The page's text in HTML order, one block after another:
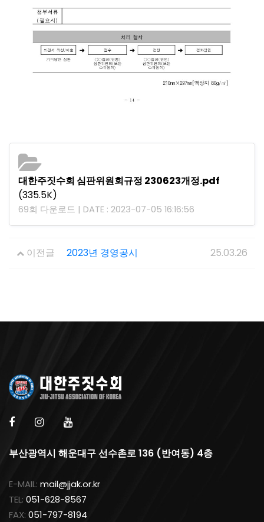
대한주짓수회 심판위원회규정 230623개정.pdf
(335.5K)
69회 다운로드 | DATE : 2023-07-05 16:16:56
이전글 2023년 경영공시 25.03.26
부산광역시 해운대구 선수촌로 136 (반여동) 4층
E-MAIL: mail@jjak.or.kr
TEL: 051-628-8567
FAX: 051-797-8194